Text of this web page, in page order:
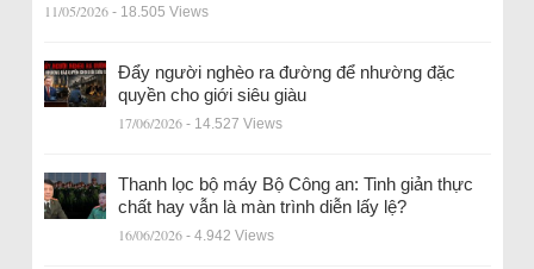
11/05/2026 - 18.505 Views
Đẩy người nghèo ra đường để nhường đặc
quyền cho giới siêu giàu
17/06/2026 - 14.527 Views
Thanh lọc bộ máy Bộ Công an: Tinh giản thực
chất hay vẫn là màn trình diễn lấy lệ?
16/06/2026 - 4.942 Views